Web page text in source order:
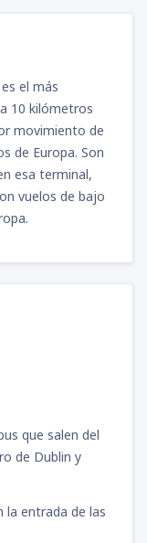
el más
10 kilómetros
movimiento de
de Europa. Son
esa terminal,
vuelos de bajo
que salen del
de Dublin y
la entrada de las